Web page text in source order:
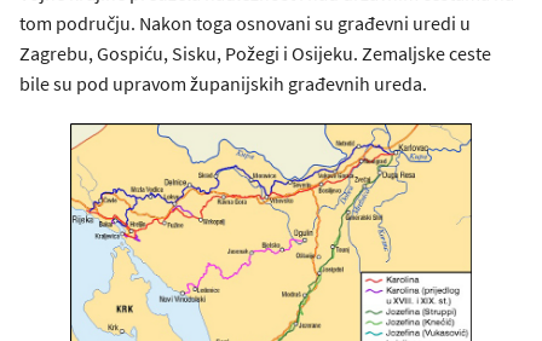
tom području. Nakon toga osnovani su građevni uredi u
Zagrebu, Gospiću, Sisku, Požegi i Osijeku. Zemaljske ceste
bile su pod upravom županijskih građevnih ureda.